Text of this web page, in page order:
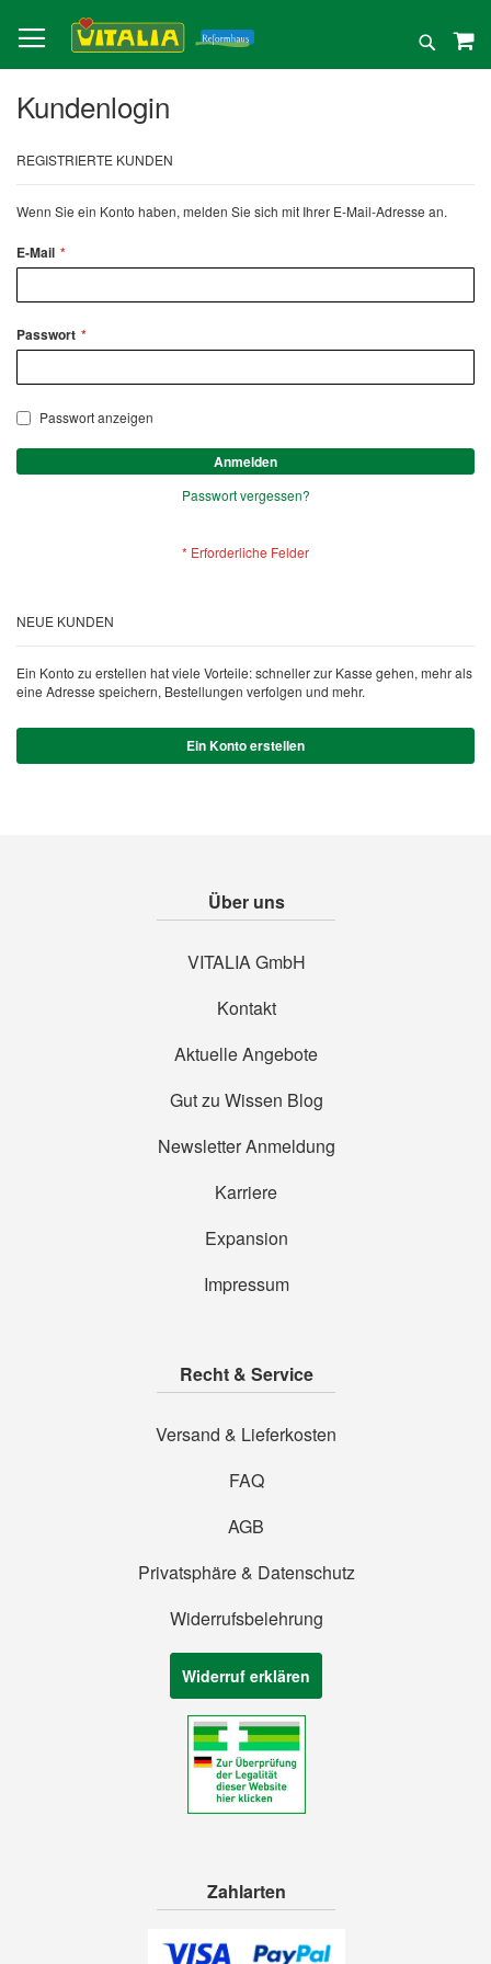
zum
Inhalt
Suche
Kundenlogin
REGISTRIERTE KUNDEN
Wenn Sie ein Konto haben, melden Sie sich mit Ihrer E-Mail-Adresse an.
E-Mail
Passwort
Passwort anzeigen
Anmelden
Passwort vergessen?
NEUE KUNDEN
Ein Konto zu erstellen hat viele Vorteile: schneller zur Kasse gehen, mehr als
eine Adresse speichern, Bestellungen verfolgen und mehr.
Ein Konto erstellen
Über uns
VITALIA GmbH
Kontakt
Aktuelle Angebote
Gut zu Wissen Blog
Newsletter Anmeldung
Karriere
Expansion
Impressum
Recht & Service
Versand & Lieferkosten
FAQ
AGB
Privatsphäre & Datenschutz
Widerrufsbelehrung
Widerruf erklären
Zahlarten